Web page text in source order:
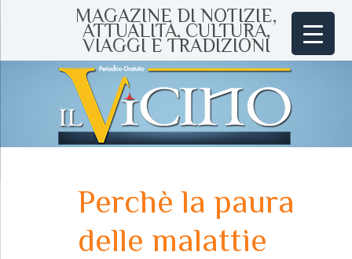
MAGAZINE DI NOTIZIE,
ATTUALITÀ, CULTURA,
VIAGGI E TRADIZIONI
Perchè la paura
delle malattie